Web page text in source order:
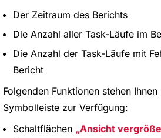
Der Zeitraum des Berichts
Die Anzahl aller Task-Läufe im
Die Anzahl der Task-Läufe mit
Bericht
Folgenden Funktionen stehen
Symbolleiste zur Verfügung:
Schaltflächen
Ansicht